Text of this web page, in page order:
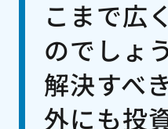
こまで広
のでしょ
解決すべ
外にも投